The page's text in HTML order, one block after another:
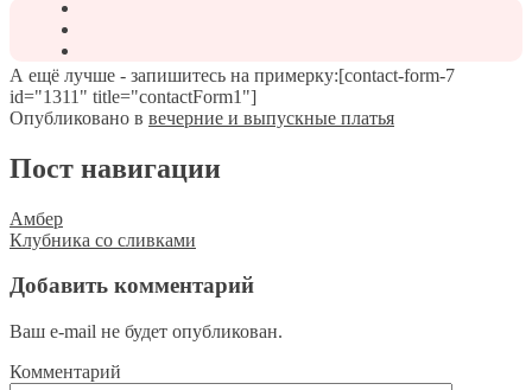
А ещё лучше - запишитесь на примерку:[contact-form-7
id="1311" title="contactForm1"]
Опубликовано в вечерние и выпускные платья
Пост навигации
Амбер
Клубника со сливками
Добавить комментарий
Ваш e-mail не будет опубликован.
Комментарий